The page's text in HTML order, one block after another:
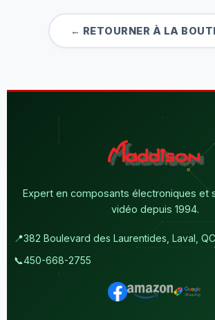
← RETOURNER À LA
Expert en composants électroniques et
vidéo depuis 1994.
📍382 Boulevard des Laurentides, Laval,
📞450-668-2755